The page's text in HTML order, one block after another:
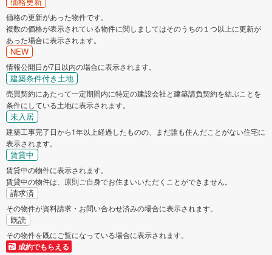
価格の更新があった物件です。
複数の価格が表示されている物件に関しましてはそのうちの１つ以上に更新が
あった場合に表示されます。
NEW
情報公開日が7日以内の場合に表示されます。
建築条件付き土地
売買契約にあたって一定期間内に特定の建設会社と建築請負契約を結ぶことを
条件にしている土地に表示されます。
未入居
建築工事完了日から1年以上経過したものの、まだ誰も住んだことがない住宅に
表示されます。
賃貸中
賃貸中の物件に表示されます。
賃貸中の物件は、原則ご自身でお住まいいただくことができません。
請求済
その物件が資料請求・お問い合わせ済みの場合に表示されます。
既読
その物件を既にご覧になっている場合に表示されます。
成約でもらえる